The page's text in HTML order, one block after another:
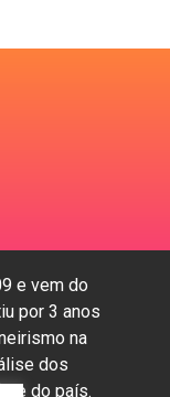
e vem do
por 3 anos
na
dos
e do país.